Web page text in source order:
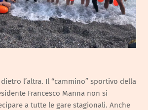
l’altra. Il “cammino” sportivo della
Francesco Manna non si
a tutte le gare stagionali. Anche